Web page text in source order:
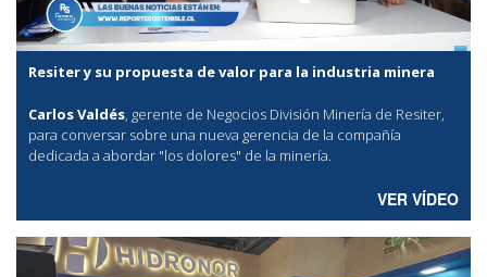
Resiter y su propuesta de valor para la industria minera
Carlos Valdés, gerente de Negocios División Minería de Resiter,
para conversar sobre una nueva gerencia de la compañía
dedicada a abordar "los dolores" de la minería.
VER VÍDEO